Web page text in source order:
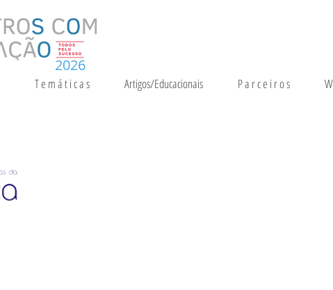
T e m á t i c a s Artigos/Educacionais P a r c e i r o s
2026